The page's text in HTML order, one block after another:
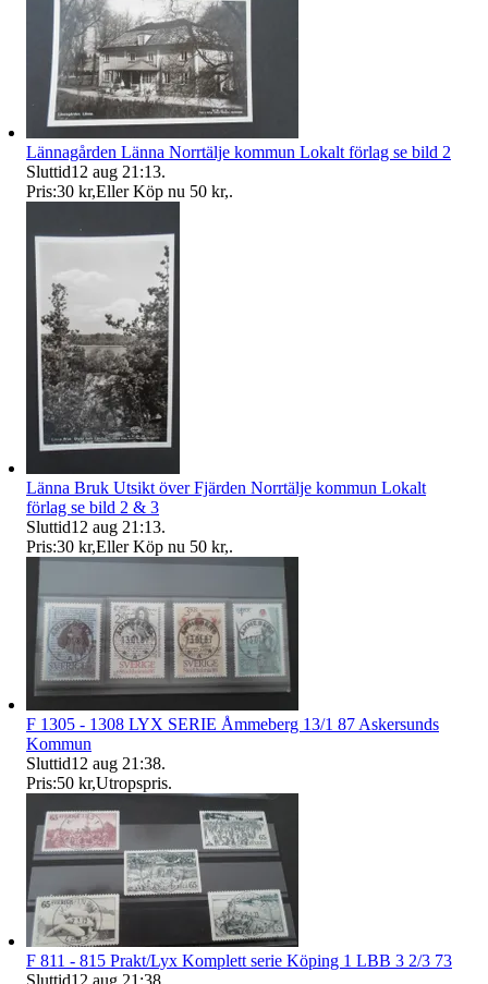
Lännagården Länna Norrtälje kommun Lokalt förlag se bild 2
Sluttid12 aug 21:13.
Pris:30 kr,Eller Köp nu 50 kr,.
Länna Bruk Utsikt över Fjärden Norrtälje kommun Lokalt
förlag se bild 2 & 3
Sluttid12 aug 21:13.
Pris:30 kr,Eller Köp nu 50 kr,.
F 1305 - 1308 LYX SERIE Åmmeberg 13/1 87 Askersunds
Kommun
Sluttid12 aug 21:38.
Pris:50 kr,Utropspris.
F 811 - 815 Prakt/Lyx Komplett serie Köping 1 LBB 3 2/3 73
Sluttid12 aug 21:38.